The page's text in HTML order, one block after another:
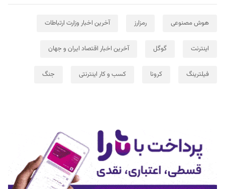
هوش مصنوعی رمزارز آخرین اخبار وزارت ارتباطات
اینترنت گوگل آخرین اخبار اقتصاد ایران و جهان
فیلترینگ کرونا کسب و کار اینترنتی جنگ